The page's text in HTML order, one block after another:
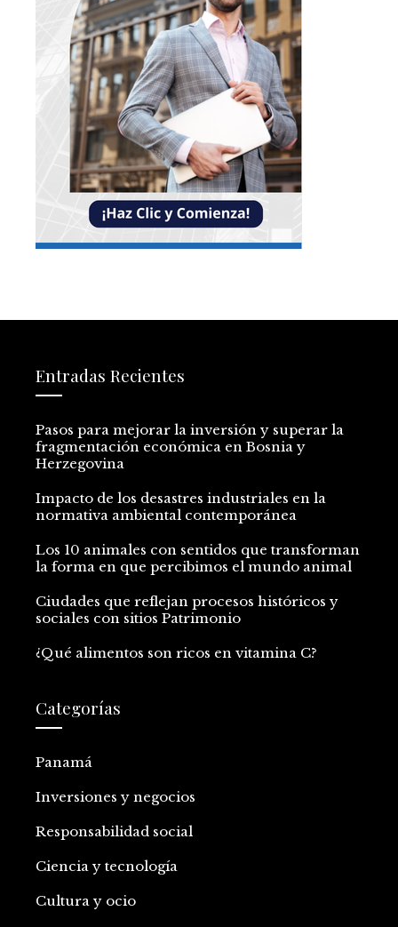
Entradas Recientes
Pasos para mejorar la inversión y superar la
fragmentación económica en Bosnia y
Herzegovina
Impacto de los desastres industriales en la
normativa ambiental contemporánea
Los 10 animales con sentidos que transforman
la forma en que percibimos el mundo animal
Ciudades que reflejan procesos históricos y
sociales con sitios Patrimonio
¿Qué alimentos son ricos en vitamina C?
Categorías
Panamá
Inversiones y negocios
Responsabilidad social
Ciencia y tecnología
Cultura y ocio